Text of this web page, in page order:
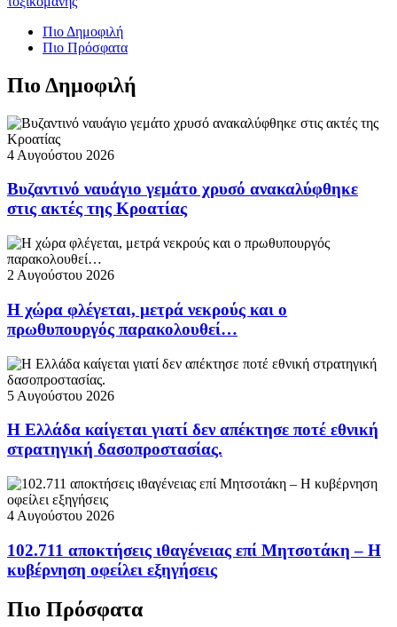
Πιο Δημοφιλή
Πιο Πρόσφατα
Πιο Δημοφιλή
4 Αυγούστου 2026
Βυζαντινό ναυάγιο γεμάτο χρυσό ανακαλύφθηκε
στις ακτές της Κροατίας
2 Αυγούστου 2026
Η χώρα φλέγεται, μετρά νεκρούς και ο
πρωθυπουργός παρακολουθεί…
5 Αυγούστου 2026
Η Ελλάδα καίγεται γιατί δεν απέκτησε ποτέ εθνική
στρατηγική δασοπροστασίας.
4 Αυγούστου 2026
102.711 αποκτήσεις ιθαγένειας επί Μητσοτάκη – Η
κυβέρνηση οφείλει εξηγήσεις
Πιο Πρόσφατα